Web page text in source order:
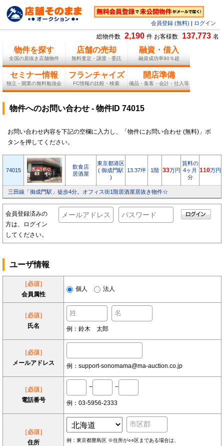
会員登録 (無料) ログイン
総物件数 2,190 件 お客様数 137,773 名
物件を探す
全国の居抜き店舗物件
店舗の売却
無料査定・譲渡・委託
融資・借入
融資成功率90％超
セミナー情報
独立・開業の無料勉強会
フランチャイズ
FC情報の比較・検索
開店準備
備品・集客・会計・仕入等
物件へのお問い合わせ - 物件ID 74015
お問い合わせ内容を下記の空欄に入力し、「物件にお問い合わせ (無料)」ボ
タンを押してください。
74015
飲食店
居酒屋
東京都港区
( 御成門駅
)
13.37坪 1階 33万円
賃料の
4ヶ月
分
110万円
三田線「御成門駅」徒歩4分。オフィス街1階居酒屋居抜き物件☆
会員登録済みの
方は、ログイン
してください。
ユーザ情報
［必須］
会員属性
個人 法人
［必須］
氏名
例：鈴木 太郎
［必須］
メールアドレス
例：support-sonomama@ma-auction.co.jp
［必須］
電話番号
− −
例：03-5956-2333
［必須］
住所
例：東京都豊島区 ※住所が○○区まである場合は、